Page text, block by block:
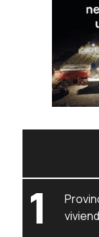
1